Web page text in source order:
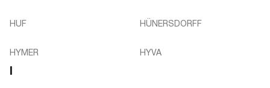
HUF HÜNERSDORFF
HYMER HYVA
I